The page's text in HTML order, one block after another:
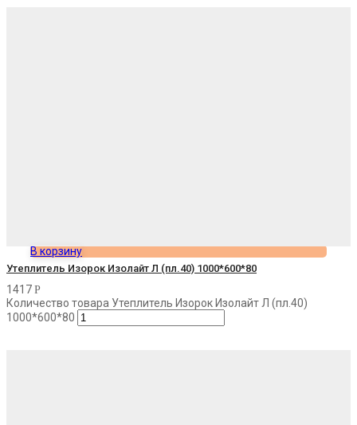
В корзину
Утеплитель Изорок Изолайт Л (пл.40) 1000*600*80
1417 Р
Количество товара Утеплитель Изорок Изолайт Л (пл.40)
1000*600*80